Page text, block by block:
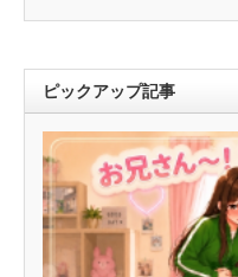
ピックアップ記事